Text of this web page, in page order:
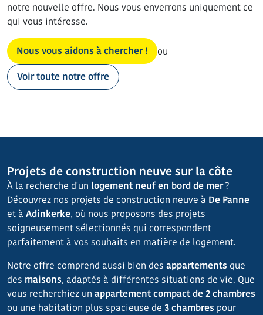
notre nouvelle offre. Nous vous enverrons uniquement ce
qui vous intéresse.
Nous vous aidons à chercher ! ou
Voir toute notre offre
Projets de construction neuve sur la côte
À la recherche d'un logement neuf en bord de mer?
Découvrez nos projets de construction neuve à De Panne
et à Adinkerke, où nous proposons des projets
soigneusement sélectionnés qui correspondent
parfaitement à vos souhaits en matière de logement.
Notre offre comprend aussi bien des appartements que
des maisons, adaptés à différentes situations de vie. Que
vous recherchiez un appartement compact de 2 chambres
ou une habitation plus spacieuse de 3 chambres pour